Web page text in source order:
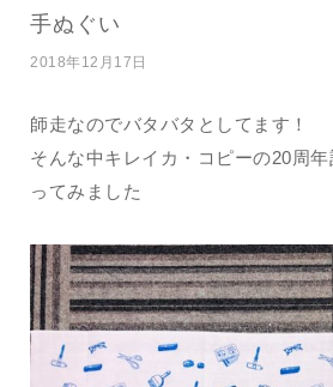
手ぬぐい
2018年12月17日
師走なのでバタバタとしてます！
そんな中キレイカ・コピーの20周
ってみました